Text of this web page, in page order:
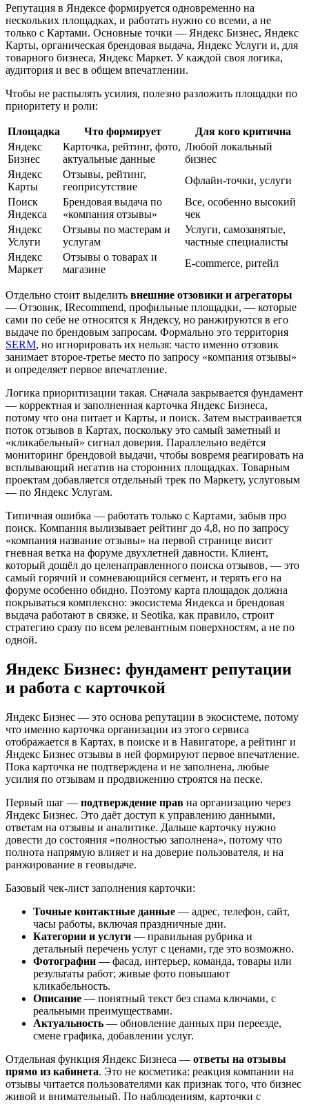
Репутация в Яндексе формируется одновременно на
нескольких площадках, и работать нужно со всеми, а не
только с Картами. Основные точки — Яндекс Бизнес, Яндекс
Карты, органическая брендовая выдача, Яндекс Услуги и, для
товарного бизнеса, Яндекс Маркет. У каждой своя логика,
аудитория и вес в общем впечатлении.
Чтобы не распылять усилия, полезно разложить площадки по
приоритету и роли:
Площадка Что формирует
Для кого критична
Яндекс
Бизнес
Карточка, рейтинг, фото,
актуальные данные
Любой локальный
бизнес
Яндекс
Карты
Отзывы, рейтинг,
геоприсутствие
Офлайн-точки, услуги
Поиск
Яндекса
Брендовая выдача по
«компания отзывы»
Все, особенно высокий
чек
Яндекс
Услуги
Отзывы по мастерам и
услугам
Услуги, самозанятые,
частные специалисты
Яндекс
Маркет
Отзывы о товарах и
магазине
E-commerce, ритейл
Отдельно стоит выделить внешние отзовики и агрегаторы
— Отзовик, IRecommend, профильные площадки, — которые
сами по себе не относятся к Яндексу, но ранжируются в его
выдаче по брендовым запросам. Формально это территория
SERM, но игнорировать их нельзя: часто именно отзовик
занимает второе-третье место по запросу «компания отзывы»
и определяет первое впечатление.
Логика приоритизации такая. Сначала закрывается фундамент
— корректная и заполненная карточка Яндекс Бизнеса,
потому что она питает и Карты, и поиск. Затем выстраивается
поток отзывов в Картах, поскольку это самый заметный и
«кликабельный» сигнал доверия. Параллельно ведётся
мониторинг брендовой выдачи, чтобы вовремя реагировать на
всплывающий негатив на сторонних площадках. Товарным
проектам добавляется отдельный трек по Маркету, услуговым
— по Яндекс Услугам.
Типичная ошибка — работать только с Картами, забыв про
поиск. Компания вылизывает рейтинг до 4,8, но по запросу
«компания название отзывы» на первой странице висит
гневная ветка на форуме двухлетней давности. Клиент,
который дошёл до целенаправленного поиска отзывов, — это
самый горячий и сомневающийся сегмент, и терять его на
форуме особенно обидно. Поэтому карта площадок должна
покрываться комплексно: экосистема Яндекса и брендовая
выдача работают в связке, и Seotika, как правило, строит
стратегию сразу по всем релевантным поверхностям, а не по
одной.
Яндекс Бизнес: фундамент репутации
и работа с карточкой
Яндекс Бизнес — это основа репутации в экосистеме, потому
что именно карточка организации из этого сервиса
отображается в Картах, в поиске и в Навигаторе, а рейтинг и
Яндекс Бизнес отзывы в ней формируют первое впечатление.
Пока карточка не подтверждена и не заполнена, любые
усилия по отзывам и продвижению строятся на песке.
Первый шаг — подтверждение прав на организацию через
Яндекс Бизнес. Это даёт доступ к управлению данными,
ответам на отзывы и аналитике. Дальше карточку нужно
довести до состояния «полностью заполнена», потому что
полнота напрямую влияет и на доверие пользователя, и на
ранжирование в геовыдаче.
Базовый чек-лист заполнения карточки:
Точные контактные данные — адрес, телефон, сайт,
часы работы, включая праздничные дни.
Категории и услуги — правильная рубрика и
детальный перечень услуг с ценами, где это возможно.
Фотографии — фасад, интерьер, команда, товары или
результаты работ; живые фото повышают
кликабельность.
Описание — понятный текст без спама ключами, с
реальными преимуществами.
Актуальность — обновление данных при переезде,
смене графика, добавлении услуг.
Отдельная функция Яндекс Бизнеса — ответы на отзывы
прямо из кабинета. Это не косметика: реакция компании на
отзывы читается пользователями как признак того, что бизнес
живой и внимательный. По наблюдениям, карточки с